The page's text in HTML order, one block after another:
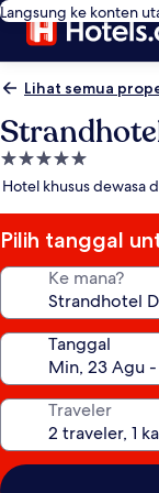
Langsung ke konten
Lihat semua
Properti
bintang
Hotel khusus dewasa
Pilih tanggal
Ke mana?
Tanggal
Traveler